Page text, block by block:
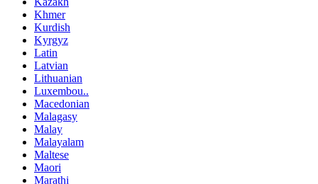
Khmer
Kurdish
Kyrgyz
Latin
Latvian
Lithuanian
Luxembou..
Macedonian
Malagasy
Malay
Malayalam
Maltese
Maori
Marathi